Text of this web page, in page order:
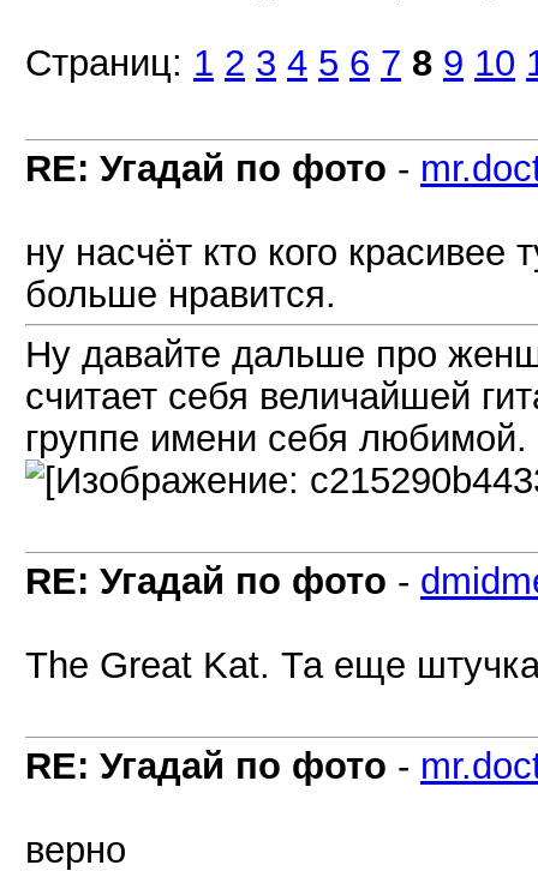
Страниц: 1 2 3 4 5 6 7 8 9 10
RE: Угадай по фото -
ну насчёт кто кого
больше нравится.
Ну давайте дальше про
считает себя величайшей
группе имени себя любимой.
RE: Угадай по фото -
The Great Kat. Та еще
RE: Угадай по фото -
верно